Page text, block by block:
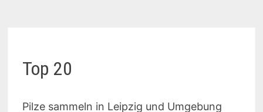
Top 20
Pilze sammeln in Leipzig und Umgebung